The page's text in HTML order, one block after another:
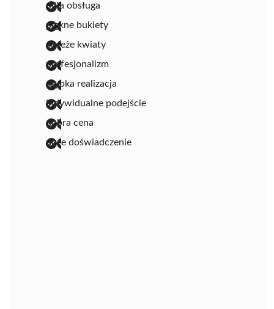
miła obsługa
piękne bukiety
świeże kwiaty
profesjonalizm
szybka realizacja
indywidualne podejście
dobra cena
duże doświadczenie